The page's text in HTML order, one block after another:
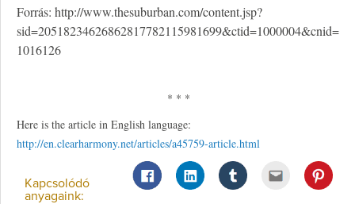
Forrás: http://www.thesuburban.com/content.jsp?
sid=20518234626862817782115981699&ctid=1000004&cnid=
1016126
* * *
Here is the article in English language:
http://en.clearharmony.net/articles/a45759-article.html
Kapcsolódó
anyagaink: